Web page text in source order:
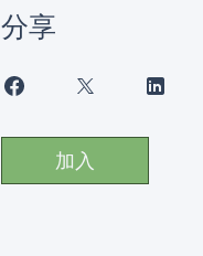
分享
加入